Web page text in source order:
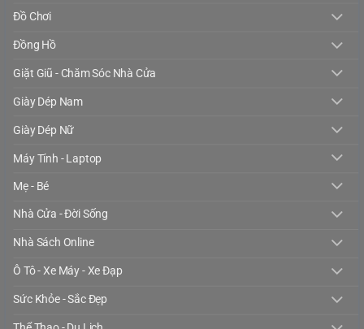
Đồ Chơi
Đồng Hồ
Giặt Giũ - Chăm Sóc Nhà Cửa
Giày Dép Nam
Giày Dép Nữ
Máy Tính - Laptop
Mẹ - Bé
Nhà Cửa - Đời Sống
Nhà Sách Online
Ô Tô - Xe Máy - Xe Đạp
Sức Khỏe - Sắc Đẹp